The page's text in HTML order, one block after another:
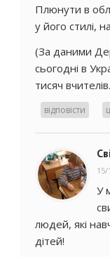
Плюнути в
у його стилі,
(За даними
сьогодні в
тисяч
відповісти
15/
У
людей, які
дітей!